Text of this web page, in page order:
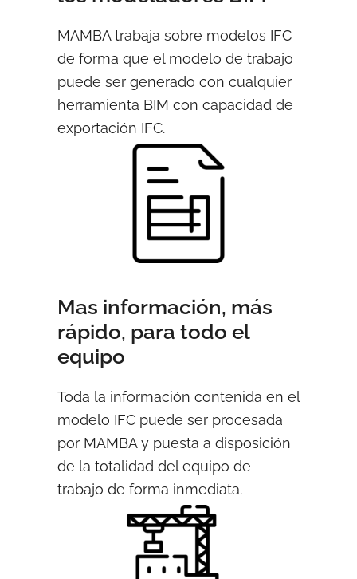
MAMBA trabaja sobre modelos IFC
de forma que el modelo de trabajo
puede ser generado con cualquier
herramienta BIM con capacidad de
exportación IFC.
Mas información, más
rápido, para todo el
equipo
Toda la información contenida en el
modelo IFC puede ser procesada
por MAMBA y puesta a disposición
de la totalidad del equipo de
trabajo de forma inmediata.